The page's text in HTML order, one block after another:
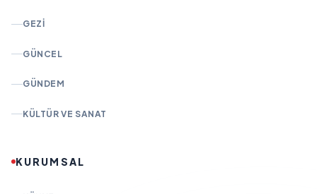
GEZI
GÜNCEL
GÜNDEM
KÜLTÜR VE SANAT
KURUMSAL